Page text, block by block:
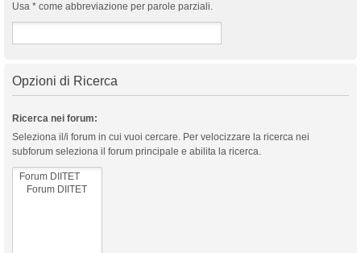
Usa * come abbreviazione per parole parziali.
Opzioni di Ricerca
Ricerca nei forum:
Seleziona il/i forum in cui vuoi cercare. Per velocizzare la ricerca nei
subforum seleziona il forum principale e abilita la ricerca.